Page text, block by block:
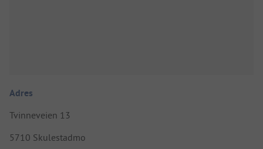
Adres
Tvinneveien 13
5710 Skulestadmo